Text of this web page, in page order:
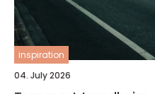
inspiration
04. July 2026